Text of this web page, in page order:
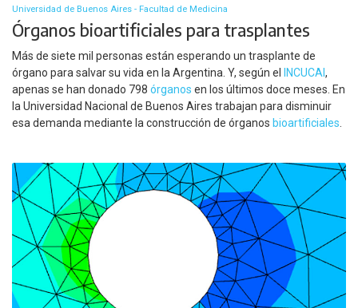
Universidad de Buenos Aires - Facultad de Medicina
Órganos bioartificiales para trasplantes
Más de siete mil personas están esperando un trasplante de
órgano para salvar su vida en la Argentina. Y, según el
INCUCAI,
apenas se han donado 798 órganos en los últimos doce meses. En
la Universidad Nacional de Buenos Aires trabajan para disminuir
esa demanda mediante la construcción de órganos bioartificiales.